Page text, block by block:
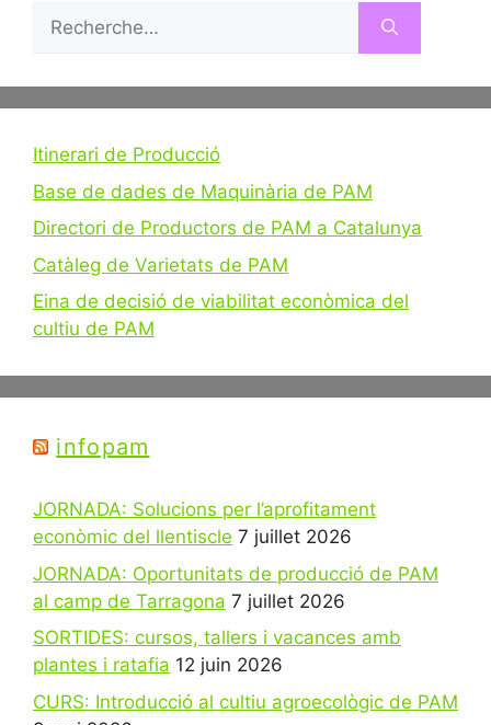
Rechercher :
Itinerari de Producció
Base de dades de Maquinària de PAM
Directori de Productors de PAM a Catalunya
Catàleg de Varietats de PAM
Eina de decisió de viabilitat econòmica del
cultiu de PAM
infopam
JORNADA: Solucions per l’aprofitament
econòmic del llentiscle 7 juillet 2026
JORNADA: Oportunitats de producció de PAM
al camp de Tarragona 7 juillet 2026
SORTIDES: cursos, tallers i vacances amb
plantes i ratafia 12 juin 2026
CURS: Introducció al cultiu agroecològic de PAM